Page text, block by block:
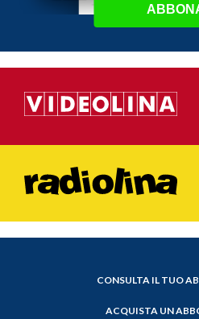
CONSULTA IL TUO
ACQUISTA UN